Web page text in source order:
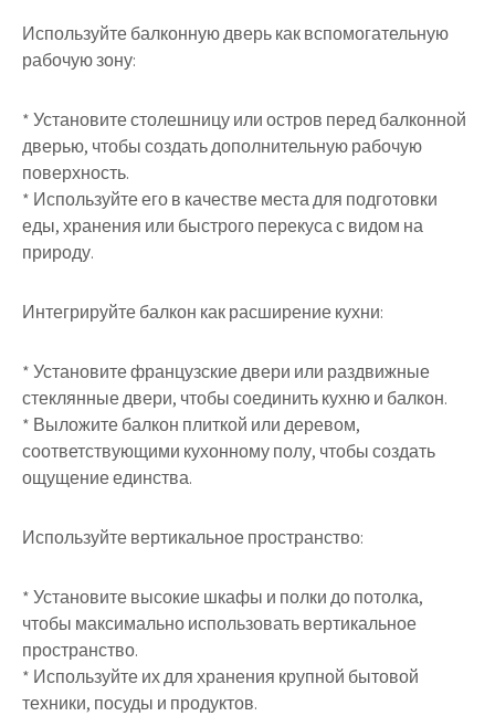
Используйте балконную дверь как вспомогательную
рабочую зону:
* Установите столешницу или остров перед балконной
дверью, чтобы создать дополнительную рабочую
поверхность.
* Используйте его в качестве места для подготовки
еды, хранения или быстрого перекуса с видом на
природу.
Интегрируйте балкон как расширение кухни:
* Установите французские двери или раздвижные
стеклянные двери, чтобы соединить кухню и балкон.
* Выложите балкон плиткой или деревом,
соответствующими кухонному полу, чтобы создать
ощущение единства.
Используйте вертикальное пространство:
* Установите высокие шкафы и полки до потолка,
чтобы максимально использовать вертикальное
пространство.
* Используйте их для хранения крупной бытовой
техники, посуды и продуктов.